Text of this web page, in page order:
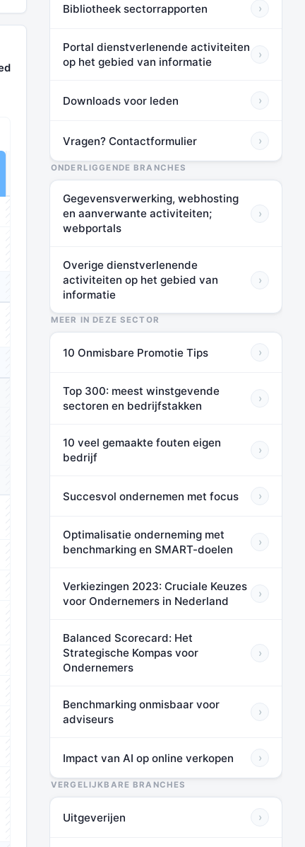
TOT HUIDIG*
⬛⬛⬛
⬛⬛⬛
⬛⬛⬛
⬛⬛⬛
⬛⬛⬛
⬛⬛⬛
⬛⬛⬛
⬛⬛⬛
⬛⬛⬛
⬛⬛⬛
Bibliotheek sectorrapporten ›
Portal dienstverlenende activiteiten
op het gebied van informatie
›
Downloads voor leden ›
Vragen? Contactformulier ›
ONDERLIGGENDE BRANCHES
Gegevensverwerking, webhosting
en aanverwante activiteiten;
webportals
›
Overige dienstverlenende
activiteiten op het gebied van
informatie
›
MEER IN DEZE SECTOR
10 Onmisbare Promotie Tips ›
Top 300: meest winstgevende
sectoren en bedrijfstakken
›
10 veel gemaakte fouten eigen
bedrijf
›
Succesvol ondernemen met focus ›
Optimalisatie onderneming met
benchmarking en SMART-doelen
›
Verkiezingen 2023: Cruciale Keuzes
voor Ondernemers in Nederland
›
Balanced Scorecard: Het
Strategische Kompas voor
Ondernemers
›
Benchmarking onmisbaar voor
adviseurs
›
Impact van AI op online verkopen ›
VERGELIJKBARE BRANCHES
Uitgeverijen ›